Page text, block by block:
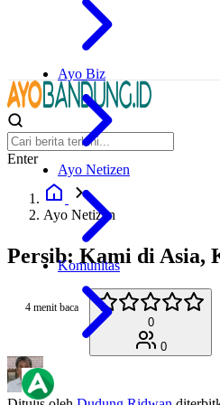
Ayo Biz
Ayo Netizen
Komunitas
Enter
Ayo Netizen
Persib: Kami di Asia,
4 menit baca
0
0